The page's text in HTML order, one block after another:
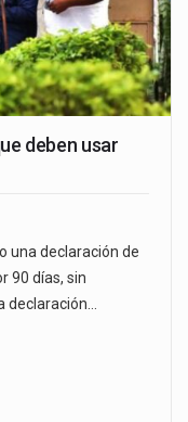
deben usar
una declaración de
90 días, sin